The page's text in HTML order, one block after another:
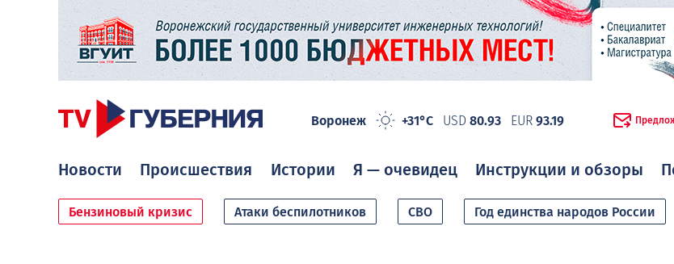
Воронеж +31°C USD 80.93 EUR 93.19
Новости Происшествия Истории Я — очевидец Инструкции и обзоры
Бензиновый кризис Атаки беспилотников СВО Год единства народов России